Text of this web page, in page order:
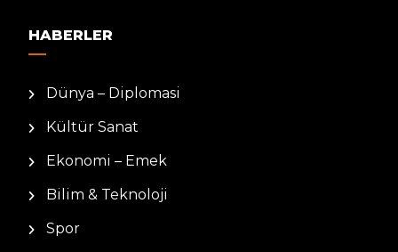
HABERLER
Dünya – Diplomasi
Kültür Sanat
Ekonomi – Emek
Bilim & Teknoloji
Spor